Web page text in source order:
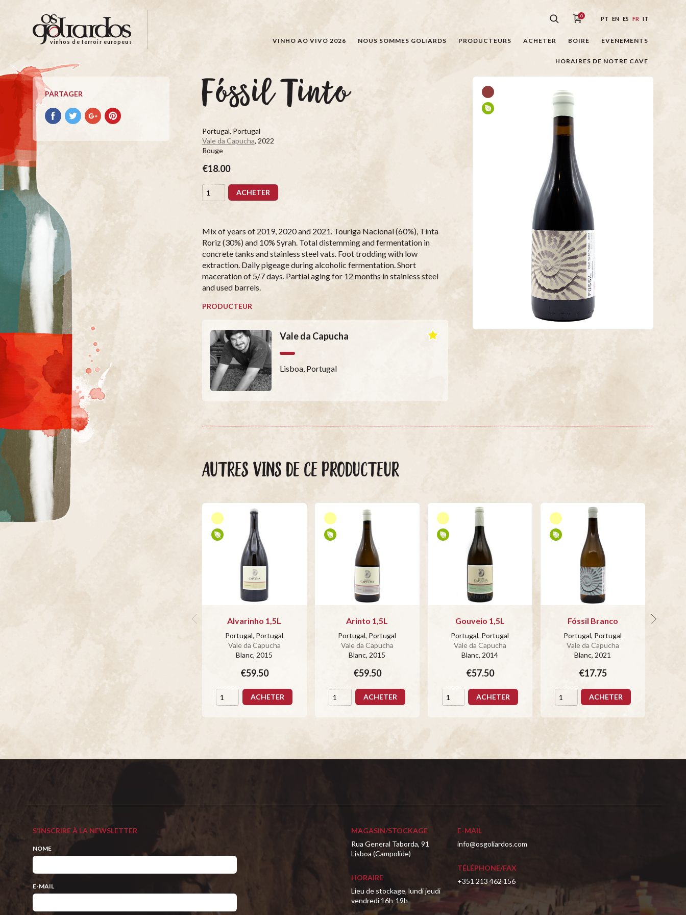
Os
Goliardos
Vinhos
de
Terroir
Europeus
vinhos de terroir europeus
0 PT EN ES FR IT
VINHO AO VIVO 2026 NOUS SOMMES GOLIARDS PRODUCTEURS ACHETER BOIRE EVENEMENTS
HORAIRES DE NOTRE CAVE
PARTAGER
Partager
avec
Partager
avec
Partager
avec
Partager
avec
Fóssil Tinto
Portugal, Portugal
Vale da Capucha, 2022
Rouge
€18.00
ACHETER
Mix of years of 2019, 2020 and 2021. Touriga Nacional (60%), Tinta
Roriz (30%) and 10% Syrah. Total distemming and fermentation in
concrete tanks and stainless steel vats. Foot trodding with low
extraction. Daily pigeage during alcoholic fermentation. Short
maceration of 5/7 days. Partial aging for 12 months in stainless steel
and used barrels.
PRODUCTEUR
Vale da Capucha
Lisboa, Portugal
AUTRES VINS DE CE PRODUCTEUR
Alvarinho 1,5L
Portugal, Portugal
Vale da Capucha
Blanc, 2015
€59.50
ACHETER
Arinto 1,5L
Portugal, Portugal
Vale da Capucha
Blanc, 2015
€59.50
ACHETER
Gouveio 1,5L
Portugal, Portugal
Vale da Capucha
Blanc, 2014
€57.50
ACHETER
Fóssil Branco
Portugal, Portugal
Vale da Capucha
Blanc, 2021
€17.75
ACHETER
S'INSCRIRE À LA NEWSLETTER
NOME
E-MAIL
MAGASIN/STOCKAGE
Rua General Taborda, 91
Lisboa (Campolide)
HORAIRE
Lieu de stockage, lundi jeudi
vendredi 16h-19h
E-MAIL
info@osgoliardos.com
TÉLÉPHONE/FAX
+351 213 462 156